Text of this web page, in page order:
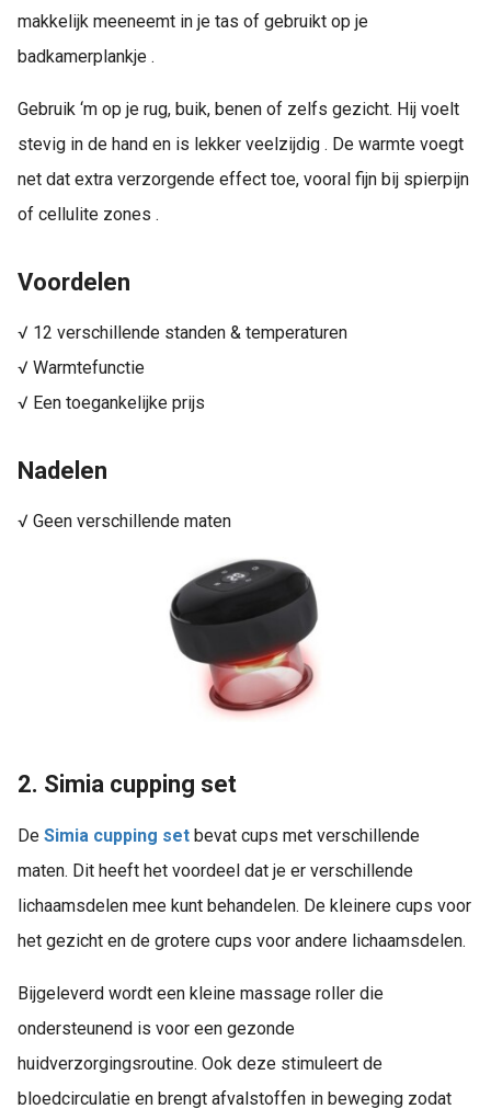
makkelijk meeneemt in je tas of gebruikt op je
badkamerplankje .
Gebruik ‘m op je rug, buik, benen of zelfs gezicht. Hij voelt
stevig in de hand en is lekker veelzijdig . De warmte voegt
net dat extra verzorgende effect toe, vooral fijn bij spierpijn
of cellulite zones .
Voordelen
√ 12 verschillende standen & temperaturen
√ Warmtefunctie
√ Een toegankelijke prijs
Nadelen
√ Geen verschillende maten
2. Simia cupping set
De Simia cupping set bevat cups met verschillende
maten. Dit heeft het voordeel dat je er verschillende
lichaamsdelen mee kunt behandelen. De kleinere cups voor
het gezicht en de grotere cups voor andere lichaamsdelen.
Bijgeleverd wordt een kleine massage roller die
ondersteunend is voor een gezonde
huidverzorgingsroutine. Ook deze stimuleert de
bloedcirculatie en brengt afvalstoffen in beweging zodat